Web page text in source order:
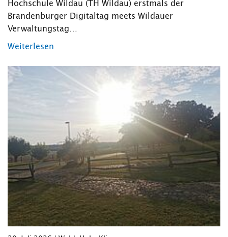
Hochschule Wildau (TH Wildau) erstmals der
Brandenburger Digitaltag meets Wildauer
Verwaltungstag…
Weiterlesen